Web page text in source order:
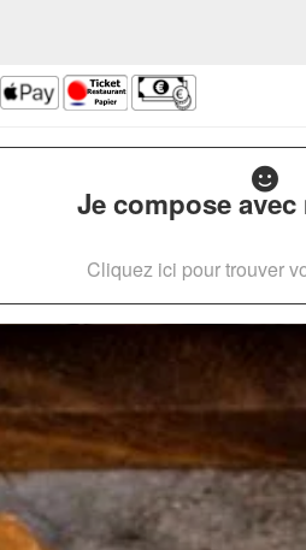
Je compose avec
Cliquez ici pour trouver